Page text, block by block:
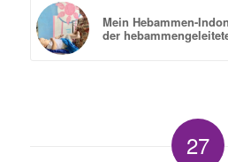
Mein Hebammen-
der
27